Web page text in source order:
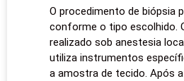
O procedimento de biópsia
conforme o tipo escolhido.
realizado sob anestesia
utiliza instrumentos
a amostra de tecido. Após